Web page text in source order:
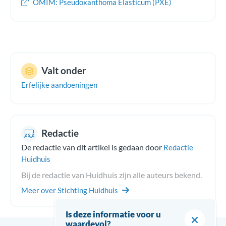
Valt onder
Erfelijke aandoeningen
Redactie
De redactie van dit artikel is gedaan door Redactie
Huidhuis
Bij de redactie van Huidhuis zijn alle auteurs bekend.
Meer over Stichting Huidhuis
OMIM: Pseudoxanthoma Elasticum (PXE)
Is deze informatie voor u
waardevol?